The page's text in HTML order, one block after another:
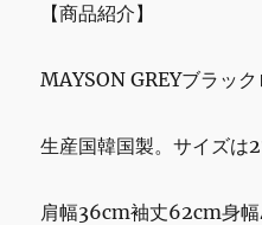
【商品紹介】
MAYSON GREYブラッ
生産国韓国製。サイズは2
肩幅36cm袖丈62cm身